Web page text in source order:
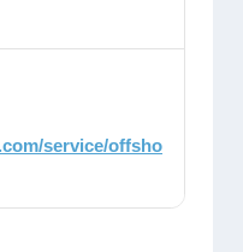
service/offsho